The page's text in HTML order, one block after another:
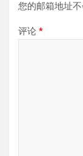
您的邮箱地址不
评论 *